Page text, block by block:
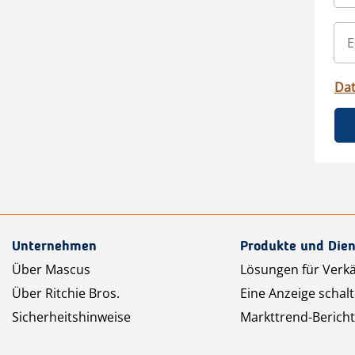
Unternehmen
Über Mascus
Über Ritchie Bros.
Sicherheitshinweise
Produkte und
Lösungen für
Eine Anzeige
Markttrend-Bericht